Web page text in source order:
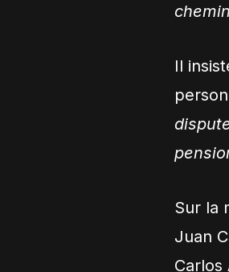
Il
Sur la
Juan
Carlos